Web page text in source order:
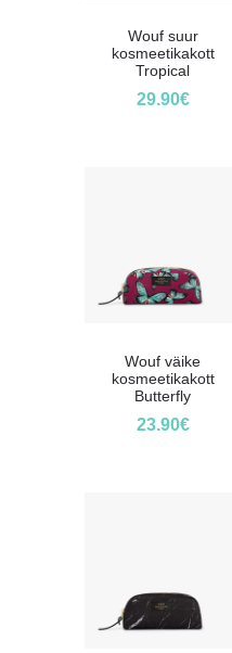
Wouf suur
kosmeetikakott
Tropical
29.90€
Wouf väike
kosmeetikakott
Butterfly
23.90€